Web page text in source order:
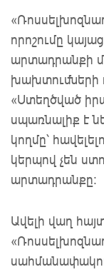
որոշումը
արտադրանքի
խախտումների
«Ստեղծված
սպառնալիք է
կողմը՝
կերպով չեն
արտադրանքը:
Ավելի վաղ